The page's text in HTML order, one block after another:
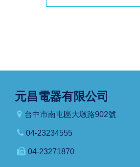
元昌電器有限公司
台中市南屯區大墩路902號
04-23234555
04-23271870